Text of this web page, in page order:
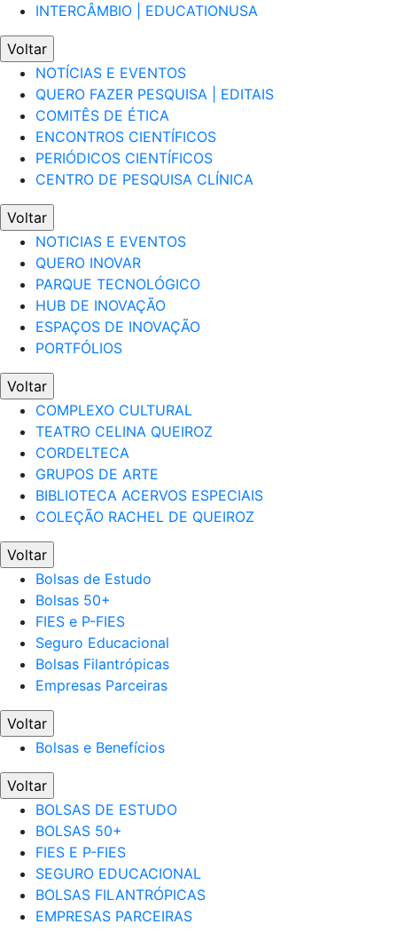
INTERCÂMBIO | EDUCATIONUSA
Voltar
NOTÍCIAS E EVENTOS
QUERO FAZER PESQUISA | EDITAIS
COMITÊS DE ÉTICA
ENCONTROS CIENTÍFICOS
PERIÓDICOS CIENTÍFICOS
CENTRO DE PESQUISA CLÍNICA
Voltar
NOTICIAS E EVENTOS
QUERO INOVAR
PARQUE TECNOLÓGICO
HUB DE INOVAÇÃO
ESPAÇOS DE INOVAÇÃO
PORTFÓLIOS
Voltar
COMPLEXO CULTURAL
TEATRO CELINA QUEIROZ
CORDELTECA
GRUPOS DE ARTE
BIBLIOTECA ACERVOS ESPECIAIS
COLEÇÃO RACHEL DE QUEIROZ
Voltar
Bolsas de Estudo
Bolsas 50+
FIES e P-FIES
Seguro Educacional
Bolsas Filantrópicas
Empresas Parceiras
Voltar
Bolsas e Benefícios
Voltar
BOLSAS DE ESTUDO
BOLSAS 50+
FIES E P-FIES
SEGURO EDUCACIONAL
BOLSAS FILANTRÓPICAS
EMPRESAS PARCEIRAS